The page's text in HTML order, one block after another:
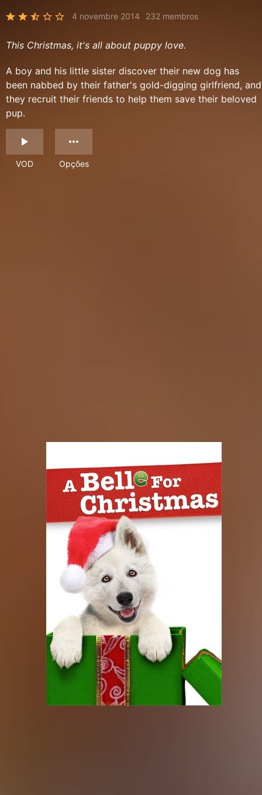
4 novembre 2014 232 membros
This Christmas, it's all about puppy love.
A boy and his little sister discover their new dog has
been nabbed by their father's gold-digging girlfriend, and
they recruit their friends to help them save their beloved
pup.
VOD Opções